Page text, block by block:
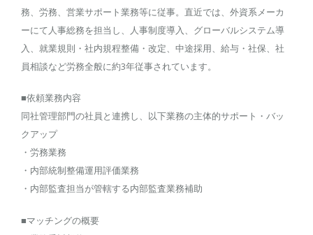
務、労務、営業サポート業務等に従事。直近では、外資系メーカ
ーにて人事総務を担当し、人事制度導入、グローバルシステム導
入、就業規則・社内規程整備・改定、中途採用、給与・社保、社
員相談など労務全般に約3年従事されています。
■依頼業務内容
同社管理部門の社員と連携し、以下業務の主体的サポート・バッ
クアップ
・労務業務
・内部統制整備運用評価業務
・内部監査担当が管轄する内部監査業務補助
■マッチングの概要